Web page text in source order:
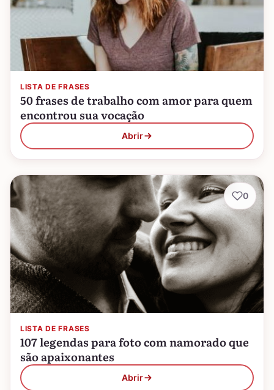
LISTA DE FRASES
50 frases de trabalho com amor para quem
encontrou sua vocação
Abrir
LISTA DE FRASES
107 legendas para foto com namorado que
são apaixonantes
Abrir
0